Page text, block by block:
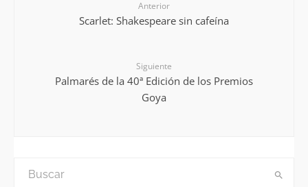
Anterior
Scarlet: Shakespeare sin cafeína
Siguiente
Palmarés de la 40ª Edición de los Premios
Goya